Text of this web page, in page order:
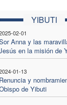
YIBUTI
02-01
Anna y las
en la misión de
01-13
Renuncia y
de Yibuti